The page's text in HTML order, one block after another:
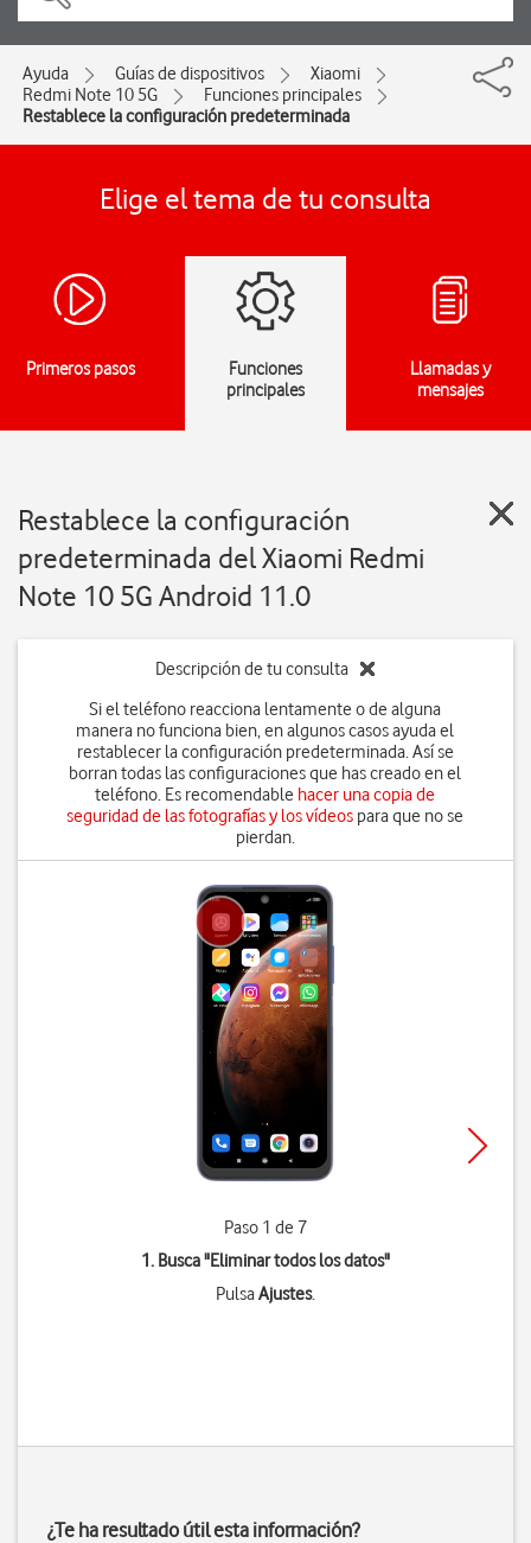
Ayuda Guías de dispositivos
Xiaomi
Redmi Note 10 5G
Funciones principales
Restablece la configuración predeterminada
Elige el tema de tu consulta
Primeros pasos
Funciones
principales
Llamadas y
mensajes
Restablece la configuración
predeterminada del Xiaomi Redmi
Note 10 5G Android 11.0
Descripción de tu consulta
Si el teléfono reacciona lentamente o de alguna
manera no funciona bien, en algunos casos ayuda el
restablecer la configuración predeterminada. Así se
borran todas las configuraciones que has creado en el
teléfono. Es recomendable hacer una copia de
seguridad de las fotografías y los vídeos para que no se
pierdan.
Paso 1 de 7
1. Busca "Eliminar todos los datos"
PulsaAjustes.
¿Te ha resultado útil esta información?